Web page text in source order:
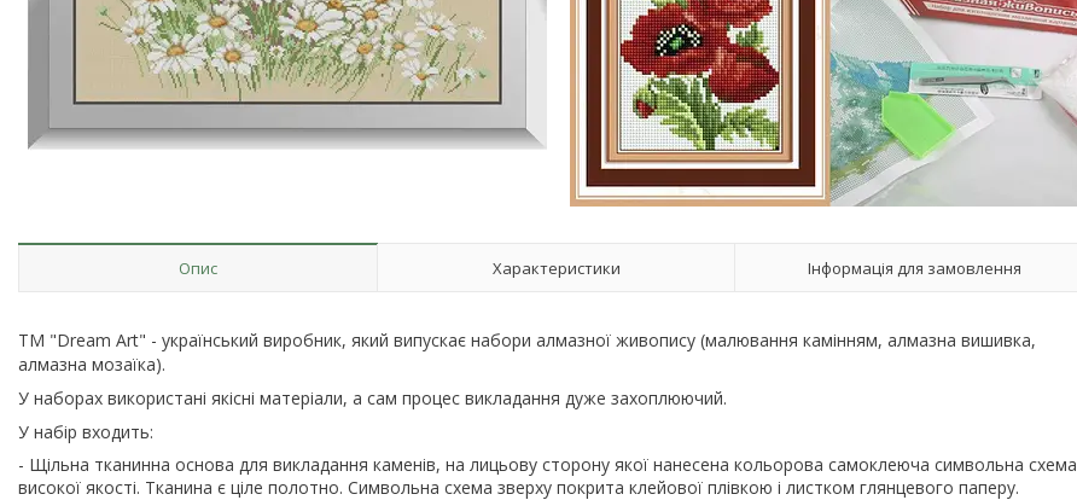
Опис Характеристики Інформація для замовлення
ТМ "Dream Art" - український виробник, який випускає набори алмазної живопису (малювання камінням, алмазна вишивка,
алмазна мозаїка).
У наборах використані якісні матеріали, а сам процес викладання дуже захоплюючий.
У набір входить:
- Щільна тканинна основа для викладання каменів, на лицьову сторону якої нанесена кольорова самоклеюча символьна схема
високої якості. Тканина є ціле полотно. Символьна схема зверху покрита клейової плівкою і листком глянцевого паперу.